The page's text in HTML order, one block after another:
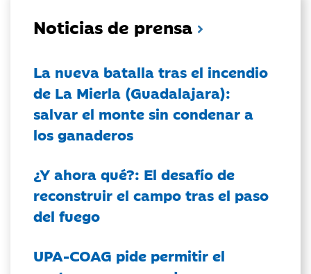
Noticias de prensa
La nueva batalla tras el incendio
de La Mierla (Guadalajara):
salvar el monte sin condenar a
los ganaderos
¿Y ahora qué?: El desafío de
reconstruir el campo tras el paso
del fuego
UPA-COAG pide permitir el